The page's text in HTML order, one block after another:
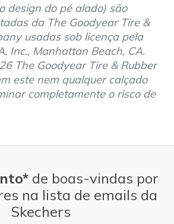
design do pé alado) são
da The Goodyear Tire &
usadas sob licença pela
Inc., Manhattan Beach, CA.
The Goodyear Tire & Rubber
este nem qualquer calçado
completamente o risco de
de boas-vindas por
na lista de emails da
Skechers